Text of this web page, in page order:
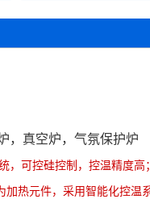
，真空炉，气氛保护炉
可控硅控制，控温精度
热元件，采用智能化控温